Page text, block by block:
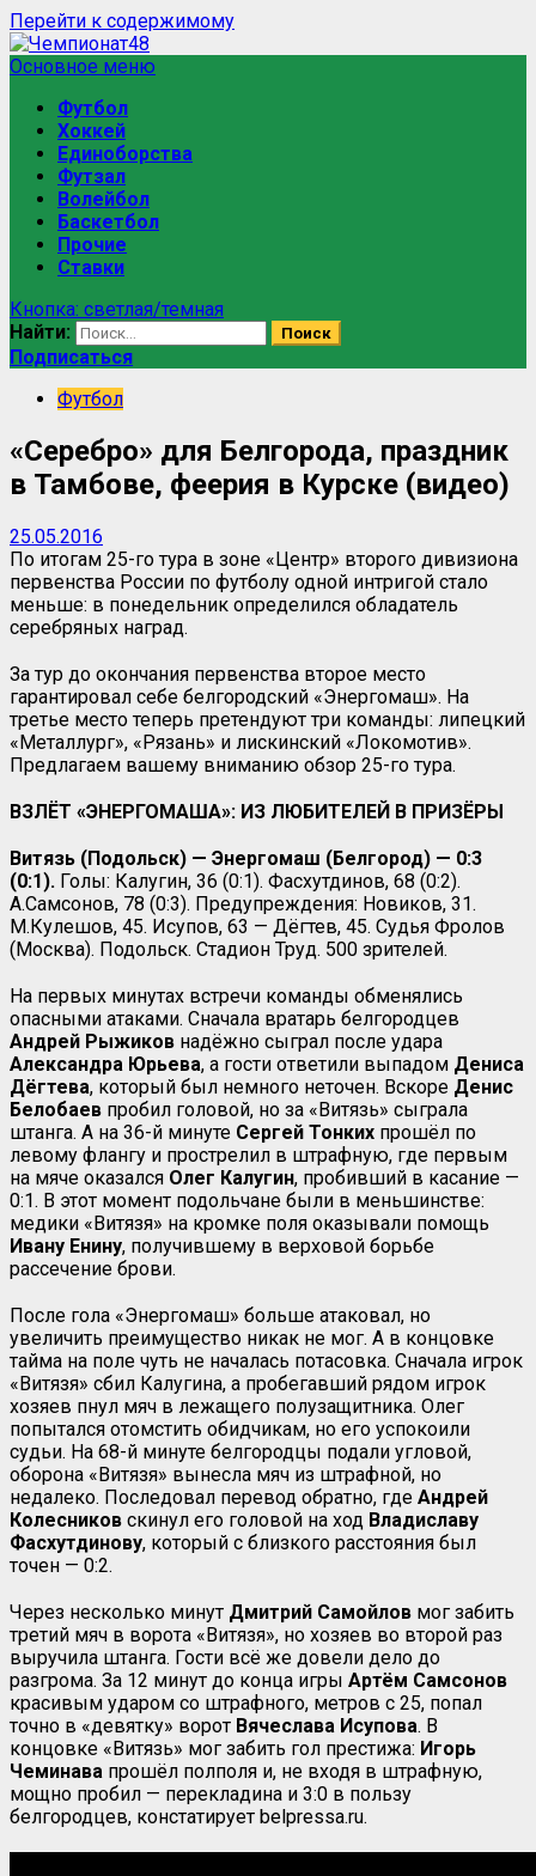
Перейти к содержимому
Основное меню
Футбол
Хоккей
Единоборства
Футзал
Волейбол
Баскетбол
Прочие
Ставки
Кнопка: светлая/темная
Найти:
Подписаться
Футбол
«Серебро» для Белгорода, праздник
в Тамбове, феерия в Курске (видео)
25.05.2016
По итогам 25-го тура в зоне «Центр» второго дивизиона
первенства России по футболу одной интригой стало
меньше: в понедельник определился обладатель
серебряных наград.
За тур до окончания первенства второе место
гарантировал себе белгородский «Энергомаш». На
третье место теперь претендуют три команды: липецкий
«Металлург», «Рязань» и лискинский «Локомотив».
Предлагаем вашему вниманию обзор 25-го тура.
ВЗЛЁТ «ЭНЕРГОМАША»: ИЗ ЛЮБИТЕЛЕЙ В ПРИЗЁРЫ
Витязь (Подольск) — Энергомаш (Белгород) — 0:3
(0:1). Голы: Калугин, 36 (0:1). Фасхутдинов, 68 (0:2).
А.Самсонов, 78 (0:3). Предупреждения: Новиков, 31.
М.Кулешов, 45. Исупов, 63 — Дёгтев, 45. Судья Фролов
(Москва). Подольск. Стадион Труд. 500 зрителей.
На первых минутах встречи команды обменялись
опасными атаками. Сначала вратарь белгородцев
Андрей Рыжиков надёжно сыграл после удара
Александра Юрьева, а гости ответили выпадом Дениса
Дёгтева, который был немного неточен. Вскоре Денис
Белобаев пробил головой, но за «Витязь» сыграла
штанга. А на 36-й минуте Сергей Тонких прошёл по
левому флангу и прострелил в штрафную, где первым
на мяче оказался Олег Калугин, пробивший в касание —
0:1. В этот момент подольчане были в меньшинстве:
медики «Витязя» на кромке поля оказывали помощь
Ивану Енину, получившему в верховой борьбе
рассечение брови.
После гола «Энергомаш» больше атаковал, но
увеличить преимущество никак не мог. А в концовке
тайма на поле чуть не началась потасовка. Сначала игрок
«Витязя» сбил Калугина, а пробегавший рядом игрок
хозяев пнул мяч в лежащего полузащитника. Олег
попытался отомстить обидчикам, но его успокоили
судьи. На 68-й минуте белгородцы подали угловой,
оборона «Витязя» вынесла мяч из штрафной, но
недалеко. Последовал перевод обратно, где Андрей
Колесников скинул его головой на ход Владиславу
Фасхутдинову, который с близкого расстояния был
точен — 0:2.
Через несколько минут Дмитрий Самойлов мог забить
третий мяч в ворота «Витязя», но хозяев во второй раз
выручила штанга. Гости всё же довели дело до
разгрома. За 12 минут до конца игры Артём Самсонов
красивым ударом со штрафного, метров с 25, попал
точно в «девятку» ворот Вячеслава Исупова. В
концовке «Витязь» мог забить гол престижа: Игорь
Чеминава прошёл полполя и, не входя в штрафную,
мощно пробил — перекладина и 3:0 в пользу
белгородцев, констатирует belpressa.ru.